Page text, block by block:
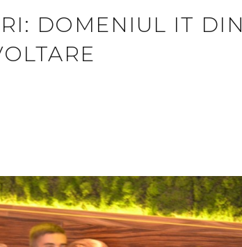
DOMENIUL IT DIN